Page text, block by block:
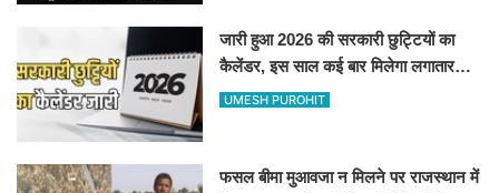
जारी हुआ 2026 की सरकारी छुट्टियों का
कैलेंडर, इस साल कई बार मिलेगा लगातार
अवकाश, देखें
UMESH PUROHIT
फसल बीमा मुआवजा न मिलने पर राजस्थान में